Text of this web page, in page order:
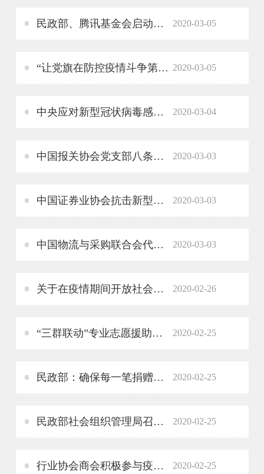
民政部、腾讯基金会启动全国志愿者社区工作者等战疫关爱保障行动 2020-03-05
“让党旗在防控疫情斗争第一线高高飘扬”主题党日活动举行 2020-03-05
中央应对新型冠状病毒感染肺炎疫情工作领导小组 关于全面落实疫情防控一线城乡社区工作者关心关爱措施的通知 2020-03-04
中国报关协会党支部八条措施助力会员企业发展 2020-03-03
中国证券业协会抗击新型冠状病毒肺炎疫情防控相关工作情况 2020-03-03
中国物流与采购联合会代管协会全力驰援疫情防控阻击战 2020-03-03
关于在疫情期间开放社会组织登记证书征订 小程序提供证书印制服务的通知 2020-02-26
“三群联动”专业志愿援助模式助力社区抗疫 2020-02-25
民政部：确保每一笔捐赠款物全部及时用于疫情防控 2020-02-25
民政部社会组织管理局召开学习贯彻全国人大常委会 关于全面禁止非法野生动物交易有关决定工作座谈会 2020-02-25
行业协会商会积极参与疫情防控及复工复产 2020-02-25